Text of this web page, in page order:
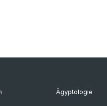
Ägyptologie